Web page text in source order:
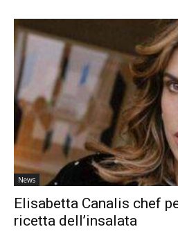
News
Elisabetta Canalis chef
ricetta dell’insalata